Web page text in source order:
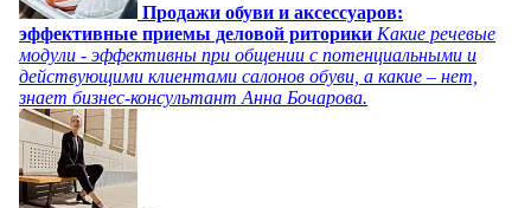
Продажи обуви и аксессуаров:
эффективные приемы деловой риторики Какие речевые
модули - эффективны при общении с потенциальными и
действующими клиентами салонов обуви, а какие – нет,
знает бизнес-консультант Анна Бочарова.